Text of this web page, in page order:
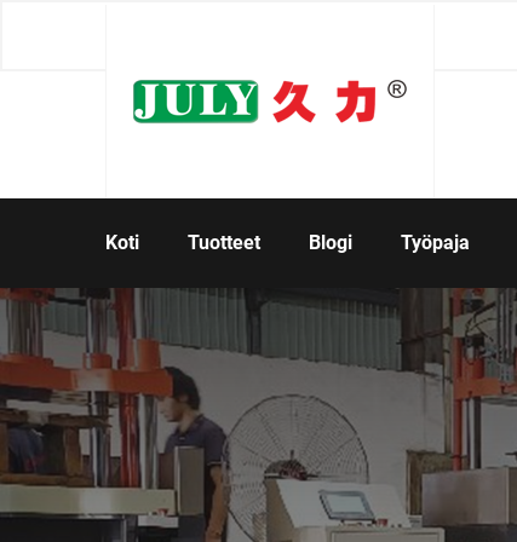
Koti Tuotteet Blogi Työpaja